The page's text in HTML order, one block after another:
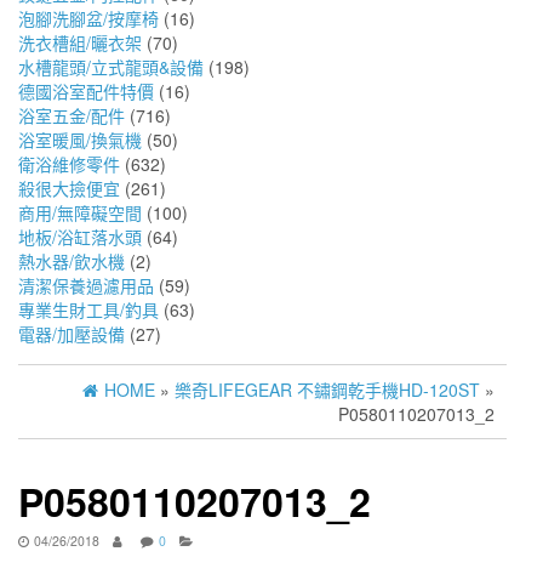
泡腳洗腳盆/按摩椅 (16)
洗衣槽組/曬衣架 (70)
水槽龍頭/立式龍頭&設備 (198)
德國浴室配件特價 (16)
浴室五金/配件 (716)
浴室暖風/換氣機 (50)
衛浴維修零件 (632)
殺很大撿便宜 (261)
商用/無障礙空間 (100)
地板/浴缸落水頭 (64)
熱水器/飲水機 (2)
清潔保養過濾用品 (59)
專業生財工具/釣具 (63)
電器/加壓設備 (27)
HOME » 樂奇LIFEGEAR 不鏽鋼乾手機HD-120ST »
P0580110207013_2
P0580110207013_2
04/26/2018 0